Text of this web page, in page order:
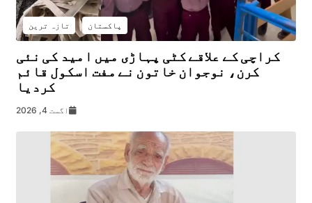
پاکستان تازہ ترین
کراچی کے علاقے کٹی پہاڑی میں امید کی نئی
کرن، نوجوان خاتون نے مفت اسکول قائم
کردیا
اگست 4, 2026